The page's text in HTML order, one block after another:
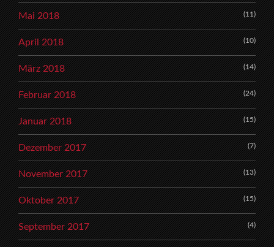
Mai 2018 (11)
April 2018 (10)
März 2018 (14)
Februar 2018 (24)
Januar 2018 (15)
Dezember 2017 (7)
November 2017 (13)
Oktober 2017 (15)
September 2017 (4)